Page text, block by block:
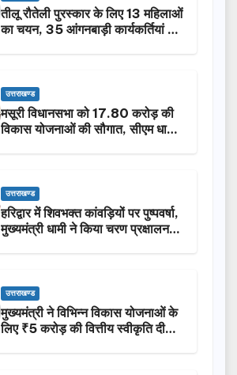
तीलू रौतेली पुरस्कार के लिए 13 महिलाओं
का चयन, 35 आंगनबाड़ी कार्यकर्तियां भी
उत्तराखण्ड
मसूरी विधानसभा को 17.80 करोड़ की
विकास योजनाओं की सौगात, सीएम धामी
उत्तराखण्ड
हरिद्वार में शिवभक्त कांवड़ियों पर पुष्पवर्षा,
मुख्यमंत्री धामी ने किया चरण प्रक्षालन…
उत्तराखण्ड
मुख्यमंत्री ने विभिन्न विकास योजनाओं के
लिए ₹5 करोड़ की वित्तीय स्वीकृति दी…